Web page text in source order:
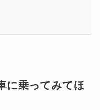
に乗ってみてほ